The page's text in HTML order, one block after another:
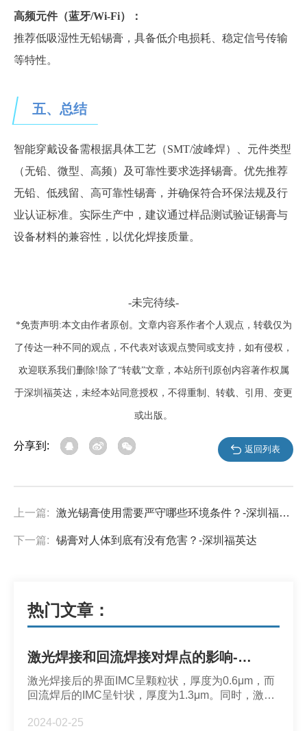
高频元件（蓝牙/Wi-Fi）：
推荐低吸湿性无铅锡膏，具备低介电损耗、稳定信号传输
等特性。
五、总结
智能穿戴设备需根据具体工艺（SMT/波峰焊）、元件类型
（无铅、微型、高频）及可靠性要求选择锡膏。优先推荐
无铅、低残留、高可靠性锡膏，并确保符合环保法规及行
业认证标准。实际生产中，建议通过样品测试验证锡膏与
设备材料的兼容性，以优化焊接质量。
-未完待续-
*免责声明:本文由作者原创。文章内容系作者个人观点，转载仅为
了传达一种不同的观点，不代表对该观点赞同或支持，如有侵权，
欢迎联系我们删除!除了“转载”文章，本站所刊原创内容著作权属
于深圳福英达，未经本站同意授权，不得重制、转载、引用、变更
或出版。
分享到: 返回列表
上一篇: 激光锡膏使用需要严守哪些环境条件？-深圳福英达
下一篇: 锡膏对人体到底有没有危害？-深圳福英达
热门文章：
激光焊接和回流焊接对焊点的影响-深圳福英达
激光焊接后的界面IMC呈颗粒状，厚度为0.6μm，而
回流焊后的IMC呈针状，厚度为1.3μm。同时，激光
回流焊的微凸点基体中发现相对较大的IMCs颗粒。
2024-02-25